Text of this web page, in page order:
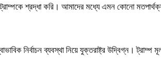
শ্রদ্ধা করি। আমাদের মধ্যে এমন কোনো
নির্বাচন ব্যবস্থা নিয়ে যুক্তরাষ্ট্র উদ্বিগ্ন।